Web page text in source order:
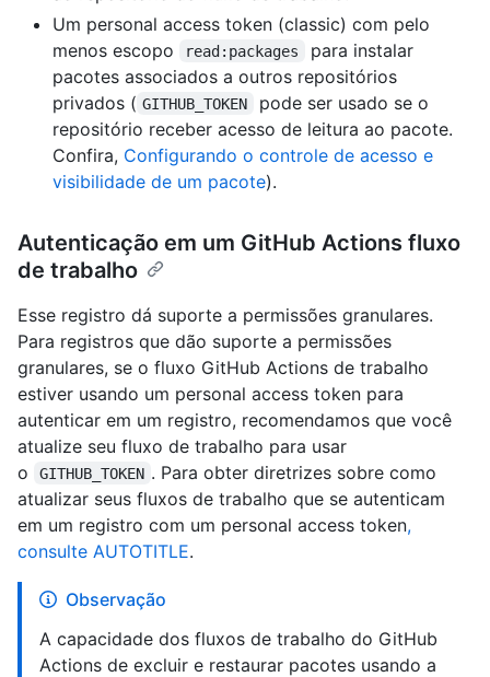
Um personal access token (classic) com pelo
menos escopo
read:packages
para instalar
pacotes associados a outros repositórios
privados ( GITHUB_TOKEN
pode ser usado se o
repositório receber acesso de leitura ao pacote.
Confira, Configurando o controle de acesso e
visibilidade de um pacote).
Autenticação em um GitHub Actions fluxo
de trabalho
Esse registro dá suporte a permissões granulares.
Para registros que dão suporte a permissões
granulares, se o fluxo GitHub Actions de trabalho
estiver usando um personal access token para
autenticar em um registro, recomendamos que você
atualize seu fluxo de trabalho para usar
o
GITHUB_TOKEN . Para obter diretrizes sobre como
atualizar seus fluxos de trabalho que se autenticam
em um registro com um personal access token,
consulte AUTOTITLE.
Observação
A capacidade dos fluxos de trabalho do GitHub
Actions de excluir e restaurar pacotes usando a